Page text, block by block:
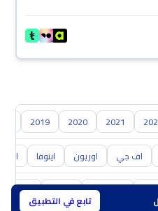
تابع في التطبيق
2021
2020
2019
اف جي اوريون اينوفا ايكو
سوزوكي هافال GAC